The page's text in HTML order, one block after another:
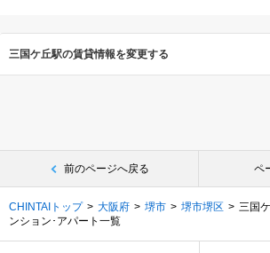
三国ケ丘駅の賃貸情報を変更する
前のページへ戻る ペ
CHINTAIトップ 大阪府 堺市 堺市堺区
三国
ンション･アパート一覧